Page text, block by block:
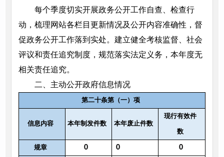
每个季度切实开展政务公开工作自查、检查行
动，梳理网站各栏目更新情况及公开内容准确性，督
促政务公开工作落到实处。建立健全考核监督、社会
评议和责任追究制度，规范落实法定义务，本年度无
相关责任追究。
二、主动公开政府信息情况
第二十条第（一）项
信息内容 本年制发件数 本年废止件数
现行有效件
数
规章 0 0 0